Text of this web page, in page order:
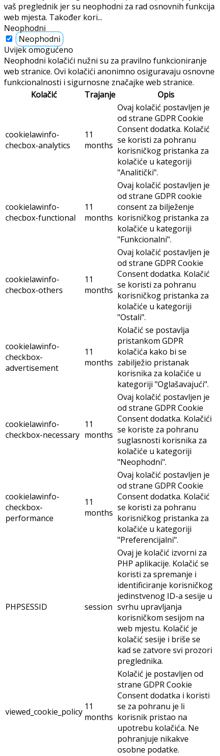
vaš preglednik jer su neophodni za rad osnovnih funkcija
web mjesta. Također kori...
Neophodni
Neophodni
Uvijek omogućeno
Neophodni kolačići nužni su za pravilno funkcioniranje
web stranice. Ovi kolačići anonimno osiguravaju osnovne
funkcionalnosti i sigurnosne značajke web stranice.
Kolačić
Trajanje Opis
cookielawinfo-
checbox-analytics
11
months
Ovaj kolačić postavljen je
od strane GDPR Cookie
Consent dodatka. Kolačić
se koristi za pohranu
korisničkog pristanka za
kolačiće u kategoriji
"Analitički".
cookielawinfo-
checbox-functional
11
months
Ovaj kolačić postavljen je
od strane GDPR cookie
consent za bilježenje
korisničkog pristanka za
kolačiće u kategoriji
"Funkcionalni".
cookielawinfo-
checbox-others
11
months
Ovaj kolačić postavljen je
od strane GDPR Cookie
Consent dodatka. Kolačić
se koristi za pohranu
korisničkog pristanka za
kolačiće u kategoriji
"Ostali".
cookielawinfo-
checkbox-
advertisement
11
months
Kolačić se postavlja
pristankom GDPR
kolačića kako bi se
zabilježio pristanak
korisnika za kolačiće u
kategoriji "Oglašavajući".
cookielawinfo-
checkbox-necessary
11
months
Ovaj kolačić postavljen je
od strane GDPR Cookie
Consent dodatka. Kolačići
se koriste za pohranu
suglasnosti korisnika za
kolačiće u kategoriji
"Neophodni".
cookielawinfo-
checkbox-
performance
11
months
Ovaj kolačić postavljen je
od strane GDPR Cookie
Consent dodatka. Kolačić
se koristi za pohranu
korisničkog pristanka za
kolačiće u kategoriji
"Preferencijalni".
PHPSESSID session
Ovaj je kolačić izvorni za
PHP aplikacije. Kolačić se
koristi za spremanje i
identificiranje korisničkog
jedinstvenog ID-a sesije u
svrhu upravljanja
korisničkom sesijom na
web mjestu. Kolačić je
kolačić sesije i briše se
kad se zatvore svi prozori
preglednika.
viewed_cookie_policy 11
months
Kolačić je postavljen od
strane GDPR Cookie
Consent dodatka i koristi
se za pohranu je li
korisnik pristao na
upotrebu kolačića. Ne
pohranjuje nikakve
osobne podatke.